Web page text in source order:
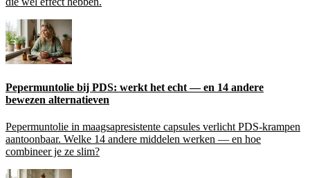
Pepermuntolie bij PDS: werkt het echt — en 14 andere
bewezen alternatieven
Pepermuntolie in maagsapresistente capsules verlicht PDS-krampen
aantoonbaar. Welke 14 andere middelen werken — en hoe
combineer je ze slim?